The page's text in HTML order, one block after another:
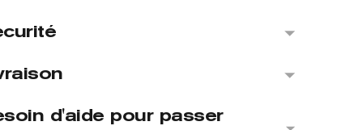
d'aide pour passer